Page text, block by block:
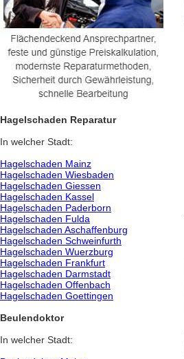
Hagelschaden Reparatur
In welcher Stadt:
Hagelschaden Mainz
Hagelschaden Wiesbaden
Hagelschaden Giessen
Hagelschaden Kassel
Hagelschaden Paderborn
Hagelschaden Fulda
Hagelschaden Aschaffenburg
Hagelschaden Schweinfurth
Hagelschaden Wuerzburg
Hagelschaden Frankfurt
Hagelschaden Darmstadt
Hagelschaden Offenbach
Hagelschaden Goettingen
Beulendoktor
In welcher Stadt: